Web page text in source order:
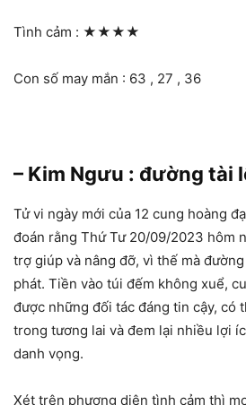
Tình cảm : ★★★★
Con số may mắn : 63 , 27 , 36
– Kim Ngưu : đường tài
Tử vi ngày mới của 12 cung hoàng
đoán rằng Thứ Tư 20/09/2023 hôm
trợ giúp và nâng đỡ, vì thế mà
phát. Tiền vào túi đếm không xuể,
được những đối tác đáng tin cậy, có
trong tương lai và đem lại nhiều lợi
danh vọng.
Xét trên phương diện tình cảm thì